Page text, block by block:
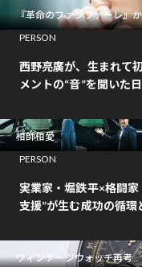
『革命のファンファーレ』
PERSON
西野亮廣が、生まれて
メントの“音”を聞いた
相師相愛
PERSON
実業家・堀鉄平×格闘家
支援”が生む成功の循環
ヴィンテージウォッチ再考